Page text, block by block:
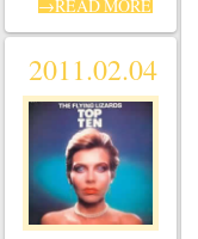
→READ MORE
2011.02.04